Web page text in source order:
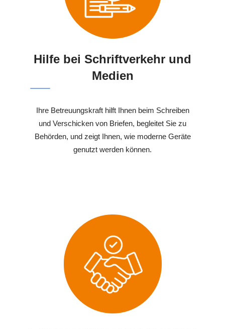
Hilfe bei Schriftverkehr und
Medien
Ihre Betreuungskraft hilft Ihnen beim Schreiben
und Verschicken von Briefen, begleitet Sie zu
Behörden, und zeigt Ihnen, wie moderne Geräte
genutzt werden können.